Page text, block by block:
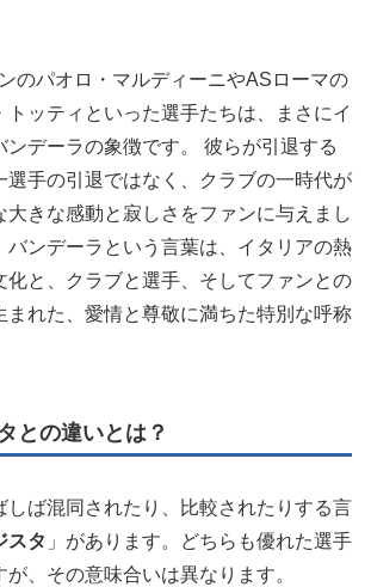
のパオロ・マルディーニやASローマの
トッティといった選手たちは、まさにイ
ンデーラの象徴です。 彼らが引退する
選手の引退ではなく、クラブの一時代が
大きな感動と寂しさをファンに与えまし
バンデーラという言葉は、イタリアの熱
化と、クラブと選手、そしてファンとの
まれた、愛情と尊敬に満ちた特別な呼称
との違いとは？
しば混同されたり、比較されたりする言
スタ 」があります。どちらも優れた選手
、その意味合いは異なります。